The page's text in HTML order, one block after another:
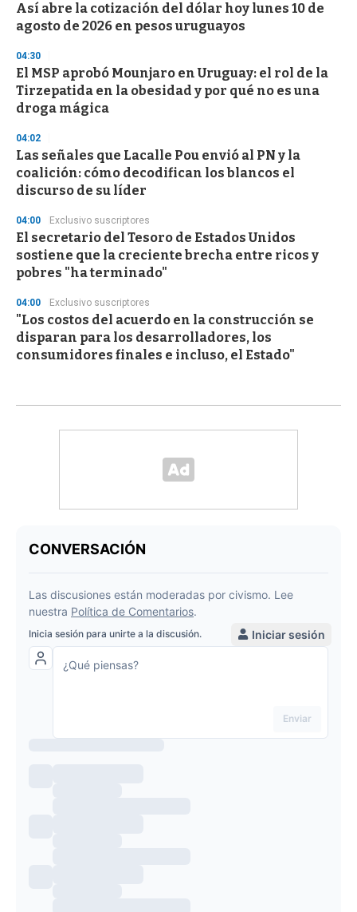
Así abre la cotización del dólar hoy lunes 10 de
agosto de 2026 en pesos uruguayos
04:30
El MSP aprobó Mounjaro en Uruguay: el rol de la
Tirzepatida en la obesidad y por qué no es una
droga mágica
04:02
Las señales que Lacalle Pou envió al PN y la
coalición: cómo decodifican los blancos el
discurso de su líder
04:00 Exclusivo suscriptores
El secretario del Tesoro de Estados Unidos
sostiene que la creciente brecha entre ricos y
pobres "ha terminado"
04:00 Exclusivo suscriptores
"Los costos del acuerdo en la construcción se
disparan para los desarrolladores, los
consumidores finales e incluso, el Estado"